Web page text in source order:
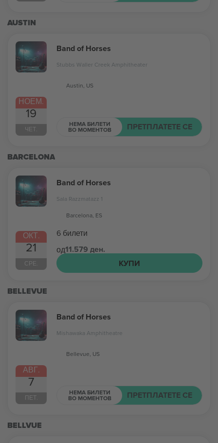
AUSTIN
НОЕМ.
19
ЧЕТ.
Band of Horses
Stubbs Waller Creek Amphitheater
Austin, US
НЕМА БИЛЕТИ
ВО МОМЕНТОВ ПРЕТПЛАТЕТЕ СЕ
BARCELONA
ОКТ.
21
СРЕ.
Band of Horses
Sala Razzmatazz 1
Barcelona, ES
6 билети
од11.579 ден.
КУПИ
BELLEVUE
АВГ.
7
ПЕТ.
Band of Horses
Mishawaka Amphitheatre
Bellevue, US
НЕМА БИЛЕТИ
ВО МОМЕНТОВ ПРЕТПЛАТЕТЕ СЕ
BELLVUE